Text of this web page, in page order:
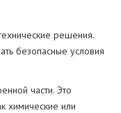
решения.
безопасные условия
части. Это
химические или